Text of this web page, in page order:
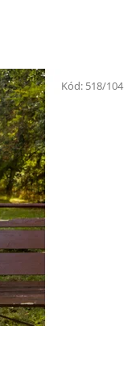
Kód: 518/104